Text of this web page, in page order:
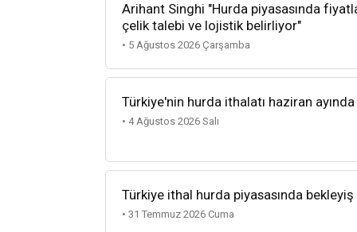
Arihant Singhi "Hurda piyasasında
çelik talebi ve lojistik belirliyor"
• 5 Ağustos 2026 Çarşamba
Türkiye'nin hurda ithalatı haziran ayında
• 4 Ağustos 2026 Salı
Türkiye ithal hurda piyasasında
• 31 Temmuz 2026 Cuma